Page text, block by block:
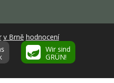
v Brně hodnocení
Wir sind
GRÜN!